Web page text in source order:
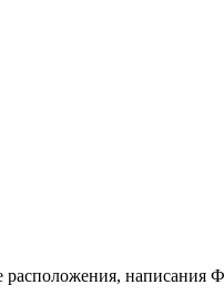
расположения,